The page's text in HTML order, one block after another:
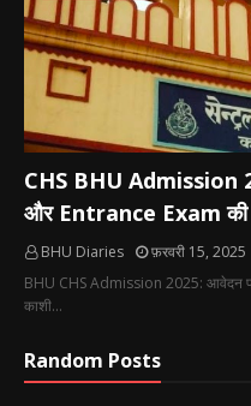
CHS BHU Admission
और Entrance Exam की
BHU Diaries
फ़रवरी 15, 2025
BHU CHS Admission 2025: आवेदन
काशी…
Random Posts